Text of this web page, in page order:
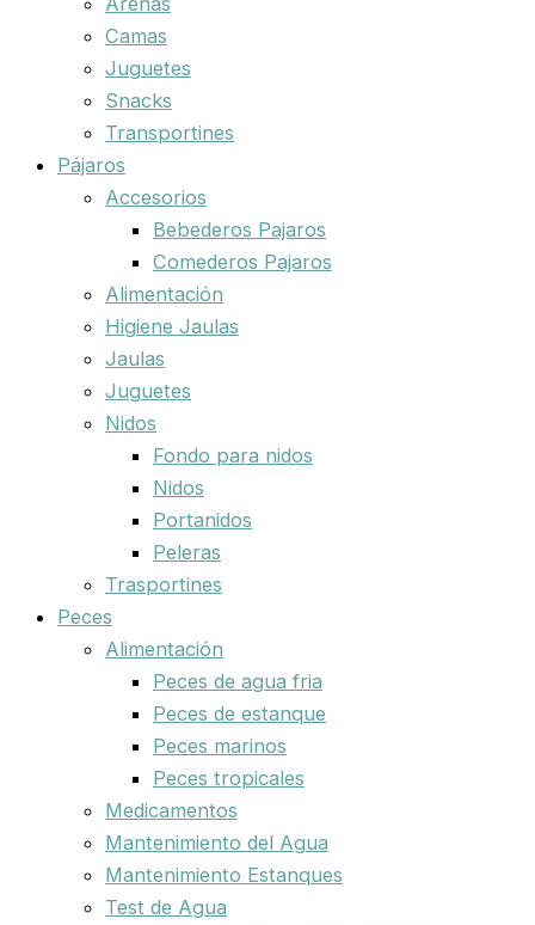
Camas
Juguetes
Snacks
Transportines
Pájaros
Accesorios
Bebederos Pajaros
Comederos Pajaros
Alimentación
Higiene Jaulas
Jaulas
Juguetes
Nidos
Fondo para nidos
Nidos
Portanidos
Peleras
Trasportines
Peces
Alimentación
Peces de agua fria
Peces de estanque
Peces marinos
Peces tropicales
Medicamentos
Mantenimiento del Agua
Mantenimiento Estanques
Test de Agua